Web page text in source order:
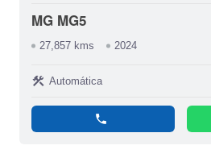
MG MG5
27,857 kms 2024
construction Automática
phone